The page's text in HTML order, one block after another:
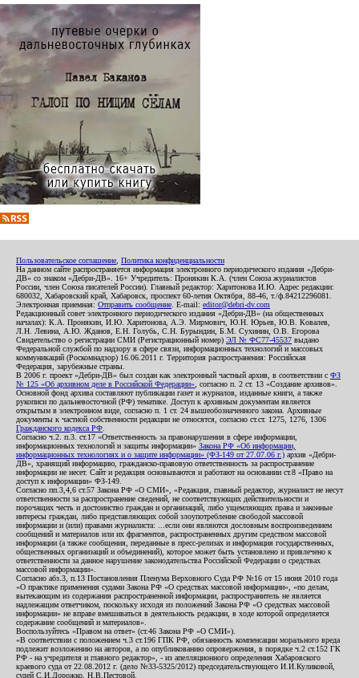
Пользовательское соглашение Политика конфиденциальности
На данном сайте распространяется информация электронного периодического издания «Дебри-
ДВ» со знаком «Дебри-ДВ». 16+ Учредитель: Пронякин К.А. (член Союза журналистов
России, член Союза писателей России). Главный редактор: Харитонова И.Ю. Адрес редакции:
680032, Хабаровский край, Хабаровск, проспект 60-летия Октября, 88-46, т./ф.84212296081.
Электронная приемная: Отправить сообщение . E-mail: editor@debri-dv.com
Редакционный совет электронного периодического издания «Дебри-ДВ» (на общественных
началах): К.А. Пронякин, И.Ю. Харитонова, А.Э. Мирмович, Ю.Н. Юрьев, Ю.В. Ковалев,
Л.Н. Левина, А.Ю. Жданов, Е.Н. Голубь, С.Н. Бурындин, Б.М. Сухинин, О.В. Егорова
Свидетельство о регистрации СМИ (Регистрационный номер) ЭЛ № ФС77-45537 выдано
Федеральной службой по надзору в сфере связи, информационных технологий и массовых
коммуникаций (Роскомнадзор) 16.06.2011 г. Территория распространения: Российская
Федерация, зарубежные страны.
В 2006 г. проект «Дебри-ДВ» был создан как электронный частный архив, в соответствии с ФЗ
№ 125 «Об архивном деле в Российской Федерации» , согласно п. 2 ст. 13 «Создание архивов».
Основной фонд архива составляют публикации газет и журналов, изданные книги, а также
рукописи по дальневосточной (РФ) тематике. Доступ к архивным документам является
открытым в электронном виде, согласно п. 1 ст. 24 вышеобозначенного закона. Архивные
документы к частной собственности редакции не относятся, согласно ст.ст. 1275, 1276, 1306
Гражданского кодекса РФ
Согласно ч.2. п.3. ст.17 «Ответственность за правонарушения в сфере информации,
информационных технологий и защиты информации» Закона РФ «Об информации,
информационных технологиях и о защите информации» (ФЗ-149 от 27.07.06 г.) архив «Дебри-
ДВ», хранящий информацию, гражданско-правовую ответственность за распространение
информации не несет. Сайт и редакция основываются и работают на основании ст.8 «Право на
доступ к информации» ФЗ-149.
Согласно пп.3,4,6 ст.57 Закона РФ «О СМИ», «Редакция, главный редактор, журналист не несут
ответственности за распространение сведений, не соответствующих действительности и
порочащих честь и достоинство граждан и организаций, либо ущемляющих права и законные
интересы граждан, либо представляющих собой злоупотребление свободой массовой
информации и (или) правами журналиста: ...если они являются дословным воспроизведением
сообщений и материалов или их фрагментов, распространенных другим средством массовой
информации (а также сообщения, переданные в пресс-релизах и информация государственных,
общественных организаций и объединений), которое может быть установлено и привлечено к
ответственности за данное нарушение законодательства Российской Федерации о средствах
массовой информации».
Согласно абз.3, п.13 Постановления Пленума Верховного Суда РФ №16 от 15 июня 2010 года
«О практике применения судами Закона РФ «О средствах массовой информации», «по делам,
вытекающим из содержания распространенной информации, распространитель не является
надлежащим ответчиком, поскольку исходя из положений Закона РФ «О средствах массовой
информации» не вправе вмешиваться в деятельность редакции, в ходе которой определяется
содержание сообщений и материалов».
Воспользуйтесь «Правом на ответ» (ст.46 Закона РФ «О СМИ»).
«В соответствии с положением ч.3 ст.196 ГПК РФ, обязанность компенсации морального вреда
подлежит возложению на авторов, а по опубликованию опровержения, в порядке ч.2 ст.152 ГК
РФ - на учредителя и главного редактор», - из апелляционного определения Хабаровского
краевого суда от 22.08.2012 г. (дело №33-5325/2012) председательствующего И.И.Куликовой,
судей С.И.Дорожко, Н.В.Пестовой.